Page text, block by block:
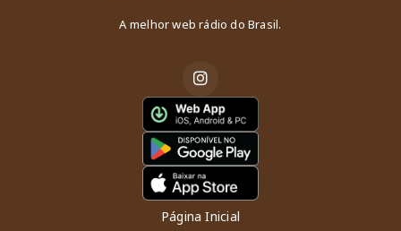
A melhor web rádio do Brasil.
Página Inicial